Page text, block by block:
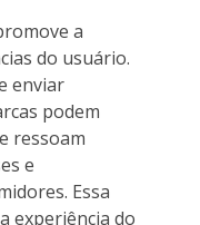
a
do usuário.
enviar
podem
ressoam
e
Essa
experiência do